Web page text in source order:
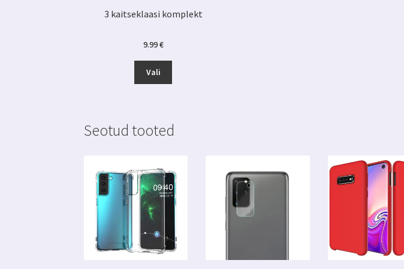
3 kaitseklaasi komplekt
9.99€
Vali
Valikuid
tootelehel.
Seotud tooted